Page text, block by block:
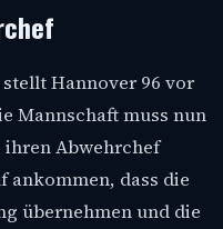
Hannover 96 vor
Mannschaft muss nun
ihren Abwehrchef
ankommen, dass die
übernehmen und die